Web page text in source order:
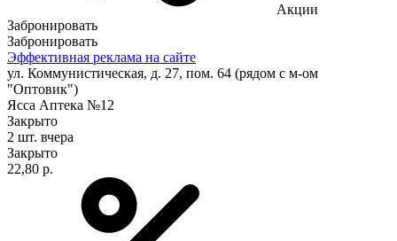
Акции
Забронировать
Забронировать
Эффективная реклама на сайте
ул. Коммунистическая, д. 27, пом. 64 (рядом с м-ом
"Оптовик")
Ясса Аптека №12
Закрыто
2 шт. вчера
Закрыто
22,80 р.